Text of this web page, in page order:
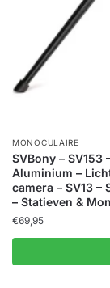
MONOCULAIRE
SVBony – SV153
Aluminium –
camera – SV13
– Statieven &
€69,95